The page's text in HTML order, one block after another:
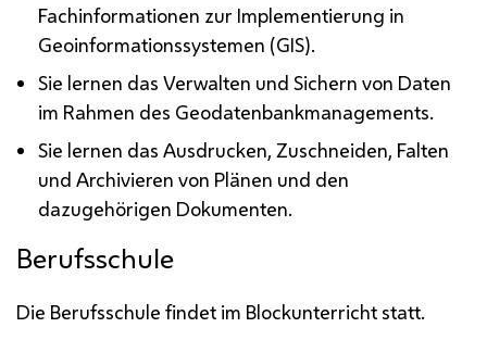
Fachinformationen zur Implementierung in
Geoinformationssystemen (GIS).
Sie lernen das Verwalten und Sichern von Daten
im Rahmen des Geodatenbankmanagements.
Sie lernen das Ausdrucken, Zuschneiden, Falten
und Archivieren von Plänen und den
dazugehörigen Dokumenten.
Berufsschule
Die Berufsschule findet im Blockunterricht statt.